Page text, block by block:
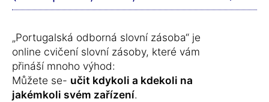
„Portugalská odborná slovní zásoba“ je
online cvičení slovní zásoby, které vám
přináší mnoho výhod:
Můžete se- učit kdykoli a kdekoli na
jakémkoli svém zařízení.